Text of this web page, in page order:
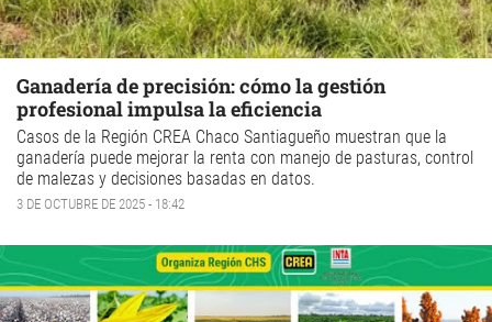
Ganadería de precisión: cómo la gestión
profesional impulsa la eficiencia
Casos de la Región CREA Chaco Santiagueño muestran que la
ganadería puede mejorar la renta con manejo de pasturas, control
de malezas y decisiones basadas en datos.
3 DE OCTUBRE DE 2025 - 18:42